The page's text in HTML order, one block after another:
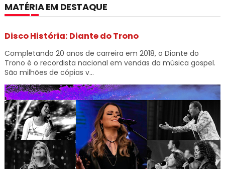
MATÉRIA EM DESTAQUE
Disco História: Diante do Trono
Completando 20 anos de carreira em 2018, o Diante do
Trono é o recordista nacional em vendas da música gospel.
São milhões de cópias v...